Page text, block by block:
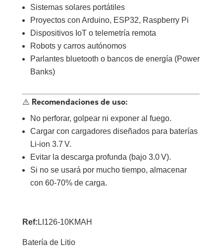
Sistemas solares portátiles
Proyectos con Arduino, ESP32, Raspberry Pi
Dispositivos IoT o telemetría remota
Robots y carros autónomos
Parlantes bluetooth o bancos de energía (Power
Banks)
⚠️ Recomendaciones de uso:
No perforar, golpear ni exponer al fuego.
Cargar con cargadores diseñados para baterías
Li-ion 3.7 V.
Evitar la descarga profunda (bajo 3.0 V).
Si no se usará por mucho tiempo, almacenar
con 60-70% de carga.
Ref: LI126-10KMAH
Batería de Litio